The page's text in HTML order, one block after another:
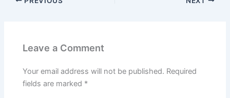
Leave a Comment
Your email address will not be published. Required
fields are marked *